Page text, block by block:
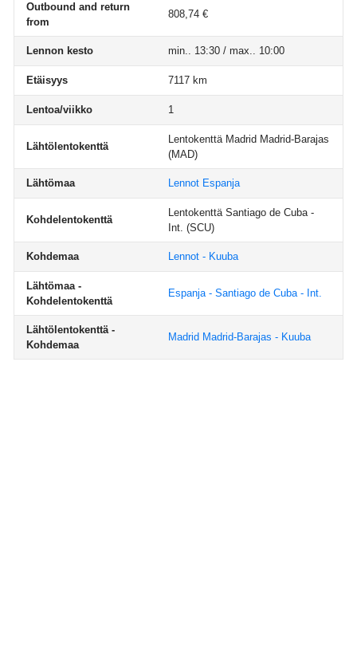
Outbound and return
from
808,74 €
Lennon kesto min.. 13:30 / max.. 10:00
Etäisyys 7117 km
Lentoa/viikko 1
Lähtölentokenttä
Lentokenttä Madrid Madrid-Barajas
(MAD)
Lähtömaa Lennot Espanja
Kohdelentokenttä
Lentokenttä Santiago de Cuba -
Int. (SCU)
Kohdemaa Lennot - Kuuba
Lähtömaa -
Kohdelentokenttä
Espanja - Santiago de Cuba - Int.
Lähtölentokenttä -
Kohdemaa
Madrid Madrid-Barajas - Kuuba